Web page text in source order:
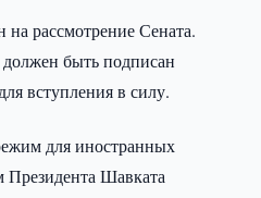
на рассмотрение Сената.
должен быть подписан
вступления в силу.
для иностранных
Президента Шавката